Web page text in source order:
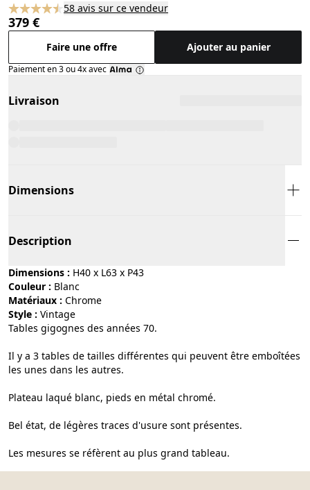
58 avis sur ce vendeur
379 €
Faire une offre Ajouter au panier
Paiement en 3 ou 4x avec
Livraison
Dimensions
Description
Dimensions : H40 x L63 x P43
Couleur :
blanc
Matériaux :
chrome
Style :
vintage
Tables gigognes des années 70.
Il y a 3 tables de tailles différentes qui peuvent être emboîtées
les unes dans les autres.
Plateau laqué blanc, pieds en métal chromé.
Bel état, de légères traces d'usure sont présentes.
Les mesures se réfèrent au plus grand tableau.